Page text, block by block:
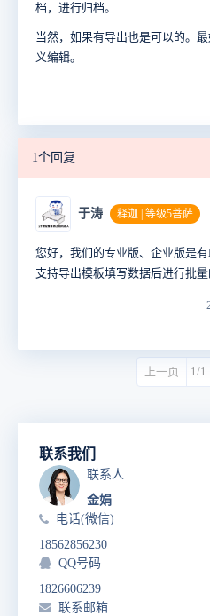
档，进行归档。
当然，如果有导出也是可以的。
义编辑。
1个回复
于涛 释迦 | 等级5菩萨
您好，我们的专业版、企业版是有
支持导出模板填写数据后进行批量
上一页 1/1
联系我们
联系人
金娟
电话(微信)
18562856230
QQ号码
1826606239
联系邮箱